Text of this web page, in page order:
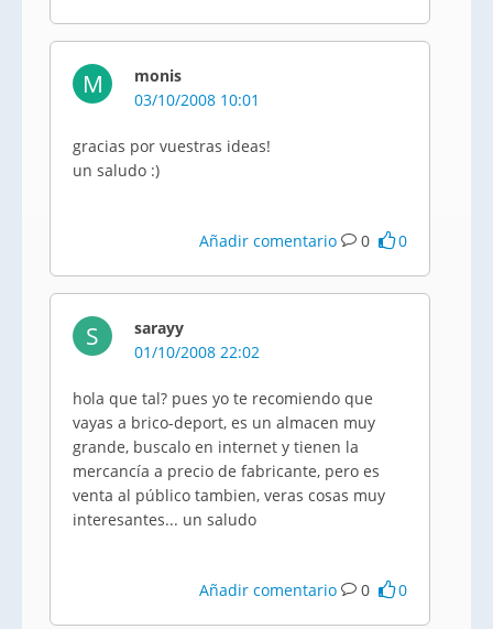
M
monis
03/10/2008 10:01
gracias por vuestras ideas!
un saludo :)
Añadir comentario 0 0
S
sarayy
01/10/2008 22:02
hola que tal? pues yo te recomiendo que
vayas a brico-deport, es un almacen muy
grande, buscalo en internet y tienen la
mercancía a precio de fabricante, pero es
venta al público tambien, veras cosas muy
interesantes... un saludo
Añadir comentario 0 0